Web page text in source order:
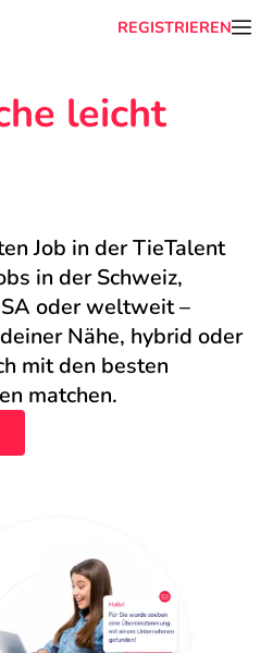
REGISTRIEREN
leicht
Job in der TieTalent
in der Schweiz,
oder weltweit –
Nähe, hybrid oder
mit den besten
matchen.